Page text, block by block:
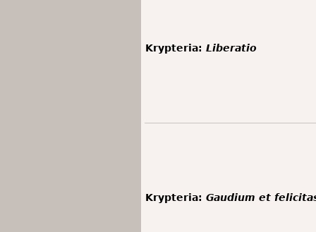
Krypteria: Liberatio
Krypteria: Gaudium et